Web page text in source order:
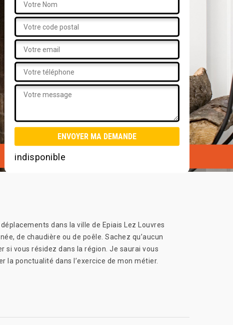
indisponible
dans la ville de Epiais Lez Louvres
de chaudière ou de poêle. Sachez qu’aucun
si vous résidez dans la région. Je saurai vous
ponctualité dans l’exercice de mon métier.